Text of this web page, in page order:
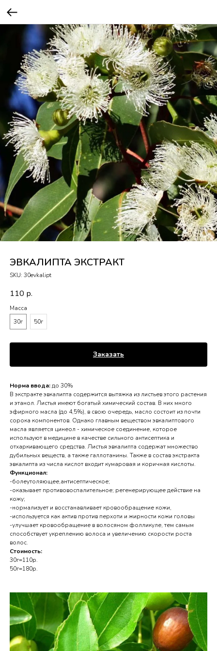
ЭВКАЛИПТА ЭКСТРАКТ
SKU: 30evkalipt
110 р.
Масса
30г
50г
Заказать
Норма ввода:до 30%
В экстракте эвкалипта содержится вытяжка из листьев этого растения
и этанол. Листья имеют богатый химический состав. В них много
эфирного масла (до 4,5%), в свою очередь, масло состоит из почти
сорока компонентов. Однако главным веществом эвкалиптового
масла является цинеол - химическое соединение, которое
используют в медицине в качестве сильного антисептика и
отхаркивающего средства. Листья эвкалипта содержат множество
дубильных веществ, а также галлотанины. Также в состав экстракта
эвкалипта из числа кислот входит кумаровая и коричная кислоты.
Функционал:
-болеутоляющее,антисептическое;
-оказывает противовоспалительное; регенерирующее действие на
кожу;
-нормализует и восстанавливает кровообращение кожи,
-используется как актив против перхоти и жирности кожи головы
-улучшает кровообращение в волосяном фолликуле, тем самым
способствует укреплению волоса и увеличению скорости роста
волос.
Стоимость:
30г=110р.
50г=180р.